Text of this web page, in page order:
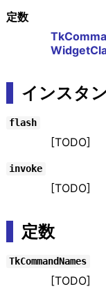
定数
インスタ
flash
[TODO]
invoke
[TODO]
定数
TkCommandNames
[TODO]